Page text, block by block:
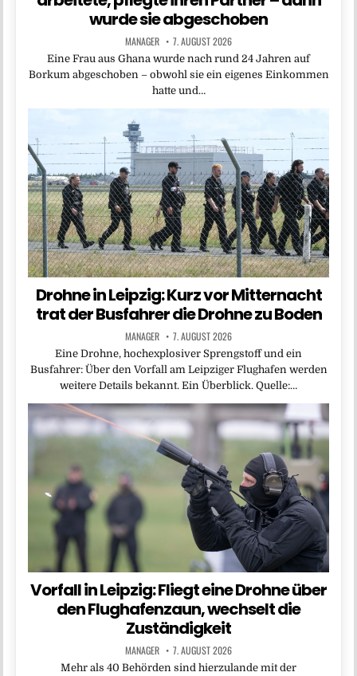
wurde sie abgeschoben
MANAGER 7. AUGUST 2026
Eine Frau aus Ghana wurde nach rund 24 Jahren auf
Borkum abgeschoben – obwohl sie ein eigenes Einkommen
hatte und…
Drohne in Leipzig: Kurz vor Mitternacht
trat der Busfahrer die Drohne zu Boden
MANAGER 7. AUGUST 2026
Eine Drohne, hochexplosiver Sprengstoff und ein
Busfahrer: Über den Vorfall am Leipziger Flughafen werden
weitere Details bekannt. Ein Überblick. Quelle:…
Vorfall in Leipzig: Fliegt eine Drohne über
den Flughafenzaun, wechselt die
Zuständigkeit
MANAGER 7. AUGUST 2026
Mehr als 40 Behörden sind hierzulande mit der